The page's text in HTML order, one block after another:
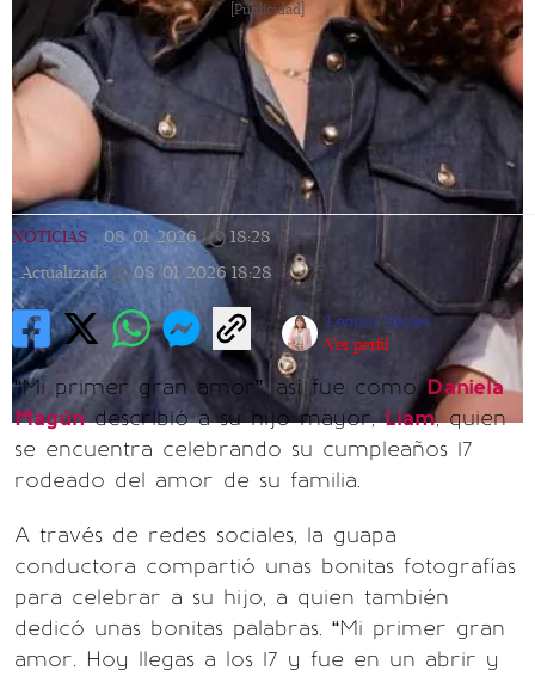
[Publicidad]
NOTICIAS 08/01/2026 | 18:28
Actualizada
08/01/2026 18:28
Leonor Reyes
Ver perfil
“Mi primer gran amor”, así fue comoDaniela
Magúndescribió a su hijo mayor,Liam, quien
se encuentra celebrando su cumpleaños 17
rodeado del amor de su familia.
A través de redes sociales, la guapa
conductora compartió unas bonitas fotografías
para celebrar a su hijo, a quien también
dedicó unas bonitas palabras. “Mi primer gran
amor. Hoy llegas a los 17 y fue en un abrir y